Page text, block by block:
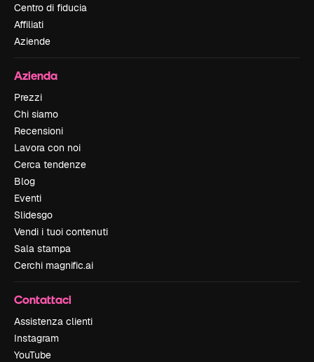
Centro di fiducia
Affiliati
Aziende
Azienda
Prezzi
Chi siamo
Recensioni
Lavora con noi
Cerca tendenze
Blog
Eventi
Slidesgo
Vendi i tuoi contenuti
Sala stampa
Cerchi magnific.ai
Contattaci
Assistenza clienti
Instagram
YouTube